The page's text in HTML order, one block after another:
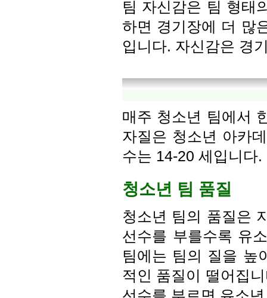
팀 자신감은 팀 형태
하면 경기장에 더 많
입니다. 자신감은 경
매주 청소년 팀에서
자질은 청소년 아카
수는 14-20 세입니다.
청소년 팀 품질
청소년 팀의 품질은
선수를 부를수록 유
팀에는 팀의 질을 높
적인 품질이 떨어집